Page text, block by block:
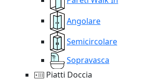
Angolare
Semicircolare
Sopravasca
Piatti Doccia